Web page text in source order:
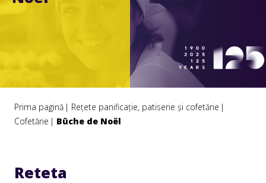
Prima pagină
Rețete panificație, patiserie și cofetărie
Cofetărie
Bûche de Noël
Reteta